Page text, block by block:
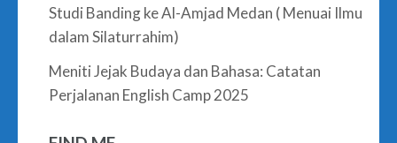
Studi Banding ke Al-Amjad Medan ( Menuai Ilmu
dalam Silaturrahim)
Meniti Jejak Budaya dan Bahasa: Catatan
Perjalanan English Camp 2025